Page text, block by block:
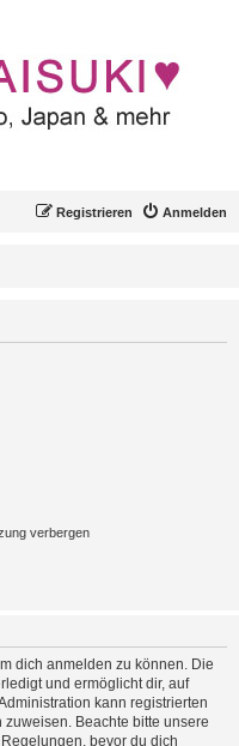
Anmelden
Registrieren
verbergen
dich anmelden zu können. Die
und ermöglicht dir, auf
kann registrierten
Beachte bitte unsere
bevor du dich